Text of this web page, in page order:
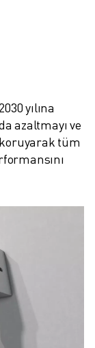
yılına
azaltmayı ve
tüm